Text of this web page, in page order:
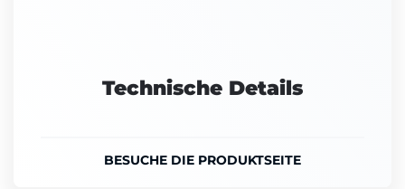
Technische Details
BESUCHE DIE PRODUKTSEITE